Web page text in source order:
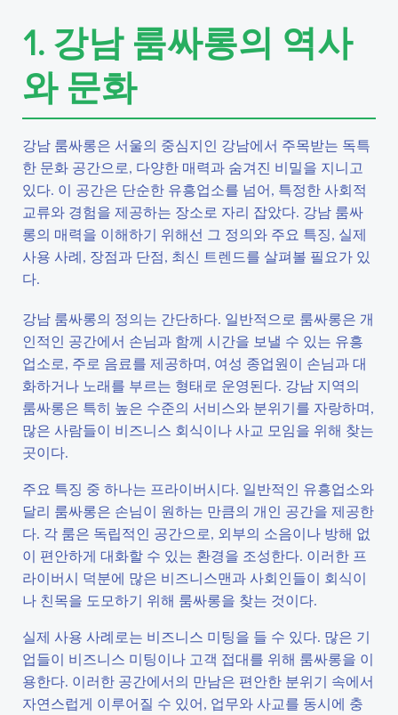
1. 강남 룸싸롱의 역사
와 문화
강남 룸싸롱은 서울의 중심지인 강남에서 주목받는 독특
한 문화 공간으로, 다양한 매력과 숨겨진 비밀을 지니고
있다. 이 공간은 단순한 유흥업소를 넘어, 특정한 사회적
교류와 경험을 제공하는 장소로 자리 잡았다. 강남 룸싸
롱의 매력을 이해하기 위해선 그 정의와 주요 특징, 실제
사용 사례, 장점과 단점, 최신 트렌드를 살펴볼 필요가 있
다.
강남 룸싸롱의 정의는 간단하다. 일반적으로 룸싸롱은 개
인적인 공간에서 손님과 함께 시간을 보낼 수 있는 유흥
업소로, 주로 음료를 제공하며, 여성 종업원이 손님과 대
화하거나 노래를 부르는 형태로 운영된다. 강남 지역의
룸싸롱은 특히 높은 수준의 서비스와 분위기를 자랑하며,
많은 사람들이 비즈니스 회식이나 사교 모임을 위해 찾는
곳이다.
주요 특징 중 하나는 프라이버시다. 일반적인 유흥업소와
달리 룸싸롱은 손님이 원하는 만큼의 개인 공간을 제공한
다. 각 룸은 독립적인 공간으로, 외부의 소음이나 방해 없
이 편안하게 대화할 수 있는 환경을 조성한다. 이러한 프
라이버시 덕분에 많은 비즈니스맨과 사회인들이 회식이
나 친목을 도모하기 위해 룸싸롱을 찾는 것이다.
실제 사용 사례로는 비즈니스 미팅을 들 수 있다. 많은 기
업들이 비즈니스 미팅이나 고객 접대를 위해 룸싸롱을 이
용한다. 이러한 공간에서의 만남은 편안한 분위기 속에서
자연스럽게 이루어질 수 있어, 업무와 사교를 동시에 충